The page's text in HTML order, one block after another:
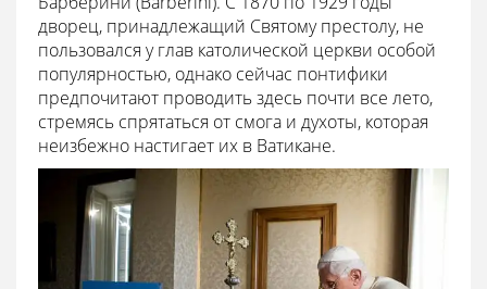
дворец, принадлежащий Святому престолу, не
пользовался у глав католической церкви особой
популярностью, однако сейчас понтифики
предпочитают проводить здесь почти все лето,
стремясь спрятаться от смога и духоты, которая
неизбежно настигает их в Ватикане.